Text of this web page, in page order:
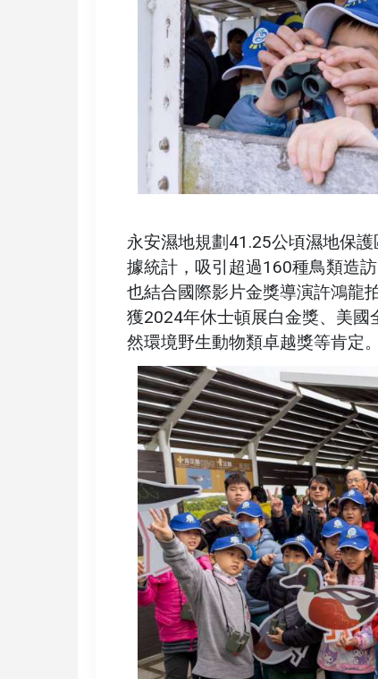
永安濕地規劃41.25公頃濕地保
據統計，吸引超過160種鳥類造
也結合國際影片金獎導演許鴻龍
獲2024年休士頓展白金獎、美國
然環境野生動物類卓越獎等肯定。